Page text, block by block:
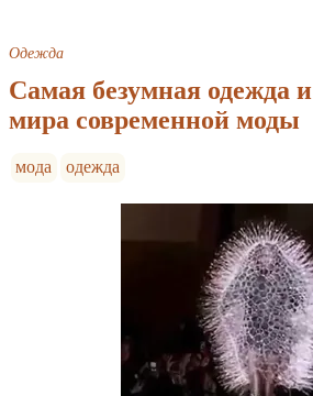
Одежда
Самая безумная одежда
мира современной моды
мода одежда